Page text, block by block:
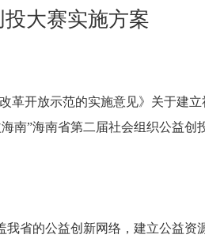
大赛实施方案
革开放示范的实施意见》关于建立
南”海南省第二届社会组织公益创
我省的公益创新网络，建立公益资